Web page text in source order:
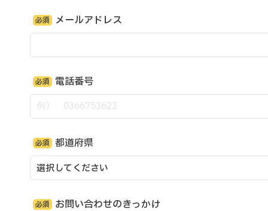
メールアドレス
必須
電話番号
必須
都道府県
必須
お問い合わせのきっかけ
必須